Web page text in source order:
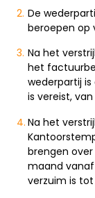
De
beroepen op
Na het
het
wederpartij
is vereist,
Na het
brengen
maand
verzuim is